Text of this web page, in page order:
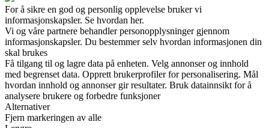
For å sikre en god og personlig opplevelse bruker vi
informasjonskapsler. Se hvordan her.
Vi og våre partnere behandler personopplysninger gjennom
informasjonskapsler. Du bestemmer selv hvordan informasjonen din
skal brukes
Få tilgang til og lagre data på enheten. Velg annonser og innhold
med begrenset data. Opprett brukerprofiler for personalisering. Mål
hvordan innhold og annonser gir resultater. Bruk datainnsikt for å
analysere brukere og forbedre funksjoner
Alternativer
Fjern markeringen av alle